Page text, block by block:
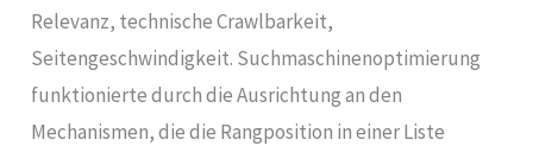
Relevanz, technische Crawlbarkeit,
Seitengeschwindigkeit. Suchmaschinenoptimierung
funktionierte durch die Ausrichtung an den
Mechanismen, die die Rangposition in einer Liste